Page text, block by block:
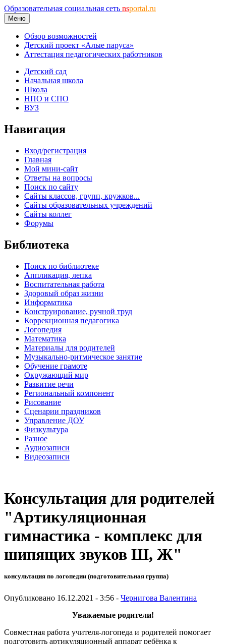
Образовательная социальная сеть nsportal.ru
Меню
Обзор возможностей
Детский проект «Алые паруса»
Аттестация педагогических работников
Детский сад
Начальная школа
Школа
НПО и СПО
ВУЗ
Навигация
Вход/регистрация
Главная
Мой мини-сайт
Ответы на вопросы
Поиск по сайту
Сайты классов, групп, кружков...
Сайты образовательных учреждений
Сайты коллег
Форумы
Библиотека
Поиск по библиотеке
Аппликация, лепка
Воспитательная работа
Здоровый образ жизни
Информатика
Конструирование, ручной труд
Коррекционная педагогика
Логопедия
Математика
Материалы для родителей
Музыкально-ритмическое занятие
Обучение грамоте
Окружающий мир
Развитие речи
Региональный компонент
Рисование
Сценарии праздников
Управление ДОУ
Физкультура
Разное
Аудиозаписи
Видеозаписи
Консультация для родителей
"Артикуляционная
гимнастика - комплекс для
шипящих звуков Ш, Ж"
консультация по логопедии (подготовительная группа)
Опубликовано 16.12.2021 - 3:56 - Чернигова Валентина
Уважаемые родители!
Совместная работа учителя-логопеда и родителей помогает
подготовить артикуляционный аппарат ребёнка к